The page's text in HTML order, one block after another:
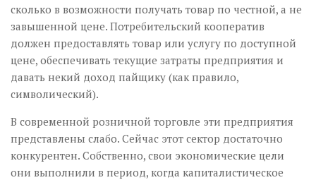
сколько в возможности получать товар по честной, а не
завышенной цене. Потребительский кооператив
должен предоставлять товар или услугу по доступной
цене, обеспечивать текущие затраты предприятия и
давать некий доход пайщику (как правило,
символический).
В современной розничной торговле эти предприятия
представлены слабо. Сейчас этот сектор достаточно
конкурентен. Собственно, свои экономические цели
они выполнили в период, когда капиталистическое